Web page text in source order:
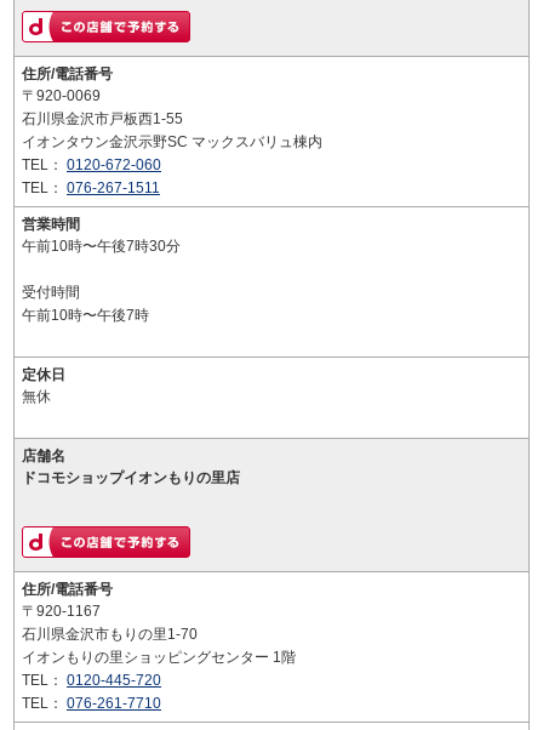
住所/電話番号
〒920-0069
石川県金沢市戸板西1-55
イオンタウン金沢示野SC マックスバリュ棟内
TEL： 0120-672-060
TEL： 076-267-1511
営業時間
午前10時〜午後7時30分
受付時間
午前10時〜午後7時
定休日
無休
店舗名
ドコモショップイオンもりの里店
住所/電話番号
〒920-1167
石川県金沢市もりの里1-70
イオンもりの里ショッピングセンター 1階
TEL： 0120-445-720
TEL： 076-261-7710